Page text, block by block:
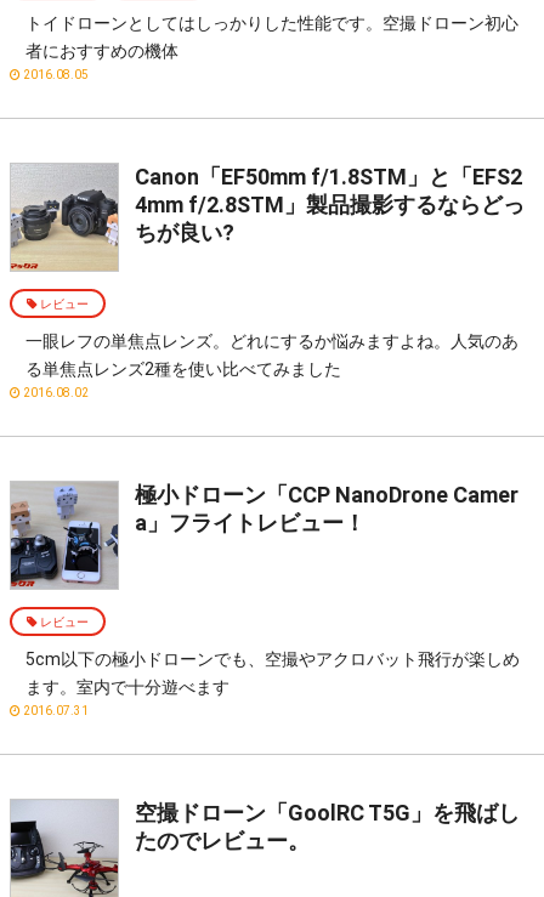
トイドローンとしてはしっかりした性能です。空撮ドローン初心
者におすすめの機体
2016.08.05
Canon「EF50mm f/1.8STM」と「EFS2
4mm f/2.8STM」製品撮影するならどっ
ちが良い?
レビュー
一眼レフの単焦点レンズ。どれにするか悩みますよね。人気のあ
る単焦点レンズ2種を使い比べてみました
2016.08.02
極小ドローン「CCP NanoDrone Camer
a」フライトレビュー！
レビュー
5cm以下の極小ドローンでも、空撮やアクロバット飛行が楽しめ
ます。室内で十分遊べます
2016.07.31
空撮ドローン「GoolRC T5G」を飛ばし
たのでレビュー。